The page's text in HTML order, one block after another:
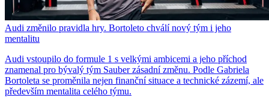
Audi změnilo pravidla hry. Bortoleto chválí nový tým i jeho
mentalitu
Audi vstoupilo do formule 1 s velkými ambicemi a jeho příchod
znamenal pro bývalý tým Sauber zásadní změnu. Podle Gabriela
Bortoleta se proměnila nejen finanční situace a technické zázemí, ale
především mentalita celého týmu.